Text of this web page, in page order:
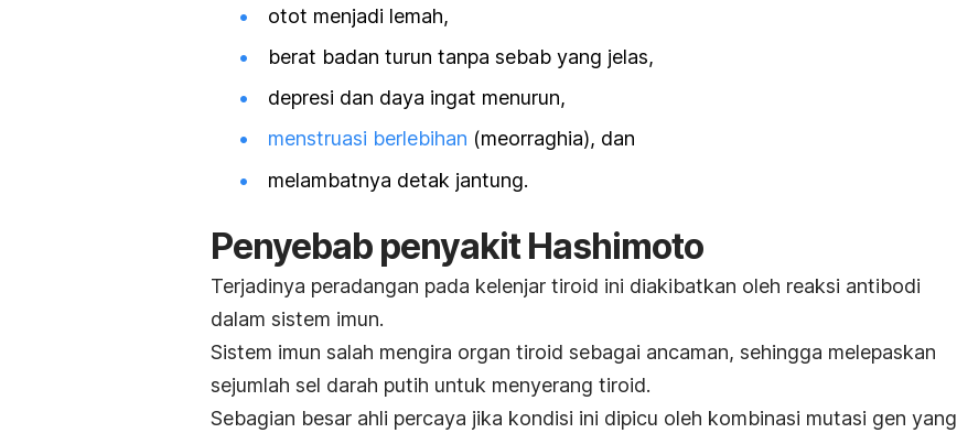
otot menjadi lemah,
berat badan turun tanpa sebab yang jelas,
depresi dan daya ingat menurun,
menstruasi berlebihan (meorraghia), dan
melambatnya detak jantung.
Penyebab penyakit Hashimoto
Terjadinya peradangan pada kelenjar tiroid ini diakibatkan oleh reaksi antibodi
dalam sistem imun.
Sistem imun salah mengira organ tiroid sebagai ancaman, sehingga melepaskan
sejumlah sel darah putih untuk menyerang tiroid.
Sebagian besar ahli percaya jika kondisi ini dipicu oleh kombinasi mutasi gen yang